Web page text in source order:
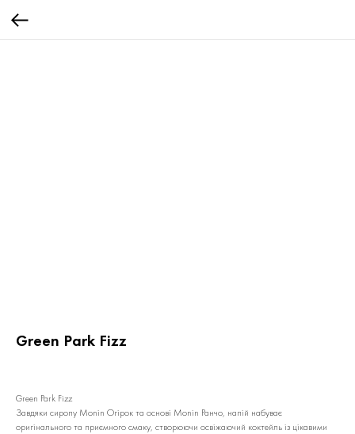
Green Park Fizz
Green Park Fizz
Завдяки сиропу Monin Огірок та основі Monin Ранчо, напій набуває
оригінального та приємного смаку, створюючи освіжаючий коктейль із цікавими